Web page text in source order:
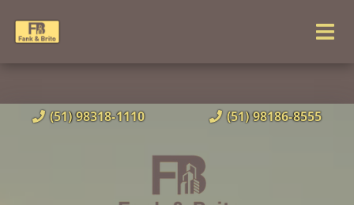
(51) 98318-1110 (51) 98186-8555